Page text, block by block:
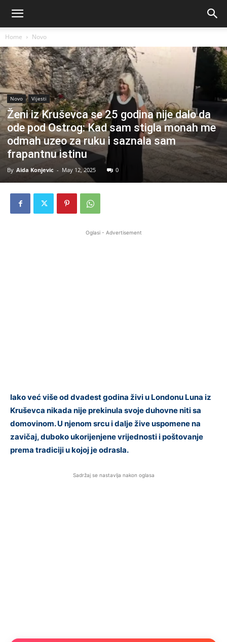
Home Novo
Novo Vijesti
Ženi iz Kruševca se 25 godina nije dalo da
ode pod Ostrog: Kad sam stigla monah me
odmah uzeo za ruku i saznala sam
frapantnu istinu
By Aida Konjevic - May 12, 2025 0
Oglasi - Advertisement
Iako već više od dvadest godina živi u Londonu Luna iz
Kruševca nikada nije prekinula svoje duhovne niti sa
domovinom. U njenom srcu i dalje žive uspomene na
zavičaj, duboko ukorijenjene vrijednosti i poštovanje
prema tradiciji u kojoj je odrasla.
Sadržaj se nastavlja nakon oglasa